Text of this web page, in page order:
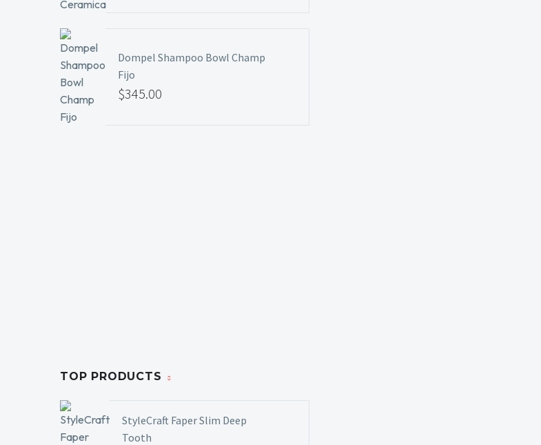
Dompel Shampoo Bowl Champ
Fijo
$345.00
TOP PRODUCTS
StyleCraft Faper Slim Deep
Tooth